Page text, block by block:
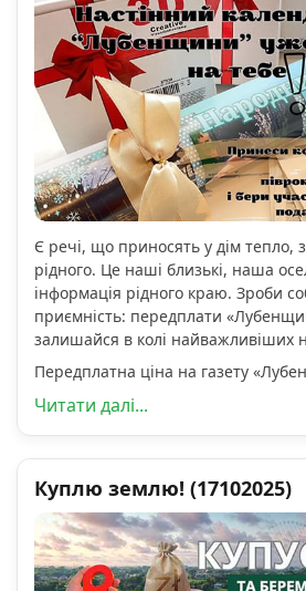
Є речі, що приносять у дім тепло,
рідного. Це наші близькі, наша
інформація рідного краю. Зроби
приємність: передплати
залишайся в колі найважливіших
Передплатна ціна на газету
Читати далі...
Куплю землю! (17102025)